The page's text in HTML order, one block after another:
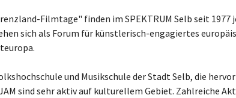
Filmtage" finden im SPEKTRUM Selb seit 1977
sich als Forum für künstlerisch-engagiertes
und Musikschule der Stadt Selb, die
sind sehr aktiv auf kulturellem Gebiet. Zahlreiche